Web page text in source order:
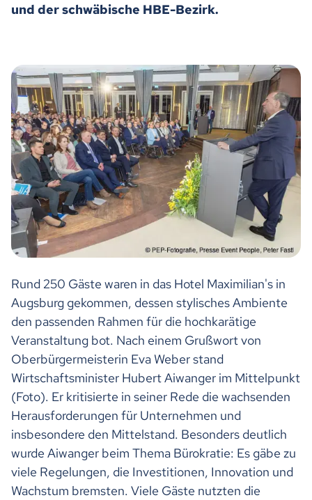
und der schwäbische HBE-Bezirk.
Rund 250 Gäste waren in das Hotel Maximilian's in
Augsburg gekommen, dessen stylisches Ambiente
den passenden Rahmen für die hochkarätige
Veranstaltung bot. Nach einem Grußwort von
Oberbürgermeisterin Eva Weber stand
Wirtschaftsminister Hubert Aiwanger im Mittelpunkt
(Foto). Er kritisierte in seiner Rede die wachsenden
Herausforderungen für Unternehmen und
insbesondere den Mittelstand. Besonders deutlich
wurde Aiwanger beim Thema Bürokratie: Es gäbe zu
viele Regelungen, die Investitionen, Innovation und
Wachstum bremsten. Viele Gäste nutzten die